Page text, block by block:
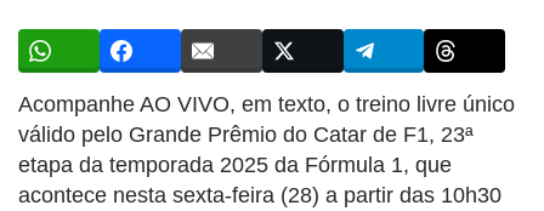
Acompanhe AO VIVO, em texto, o treino livre único
válido pelo Grande Prêmio do Catar de F1, 23ª
etapa da temporada 2025 da Fórmula 1, que
acontece nesta sexta-feira (28) a partir das 10h30